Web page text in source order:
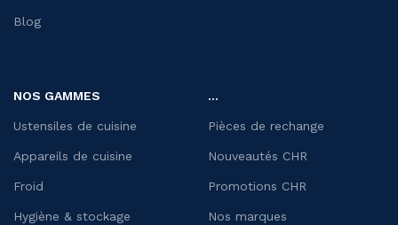
Blog
NOS GAMMES
Ustensiles de cuisine
Appareils de cuisine
Froid
Hygiène & stockage
...
Pièces de rechange
Nouveautés CHR
Promotions CHR
Nos marques